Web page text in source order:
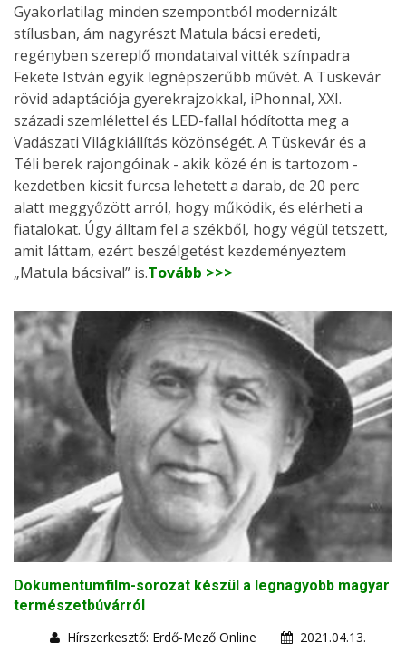
Gyakorlatilag minden szempontból modernizált
stílusban, ám nagyrészt Matula bácsi eredeti,
regényben szereplő mondataival vitték színpadra
Fekete István egyik legnépszerűbb művét. A Tüskevár
rövid adaptációja gyerekrajzokkal, iPhonnal, XXI.
századi szemlélettel és LED-fallal hódította meg a
Vadászati Világkiállítás közönségét. A Tüskevár és a
Téli berek rajongóinak - akik közé én is tartozom -
kezdetben kicsit furcsa lehetett a darab, de 20 perc
alatt meggyőzött arról, hogy működik, és elérheti a
fiatalokat. Úgy álltam fel a székből, hogy végül tetszett,
amit láttam, ezért beszélgetést kezdeményeztem
„Matula bácsival” is.Tovább >>>
Dokumentumfilm-sorozat készül a legnagyobb magyar
természetbúvárról
Hírszerkesztő: Erdő-Mező Online
2021.04.13.